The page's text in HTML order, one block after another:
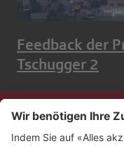
Feedback der
Tschugger 2
Kontakt